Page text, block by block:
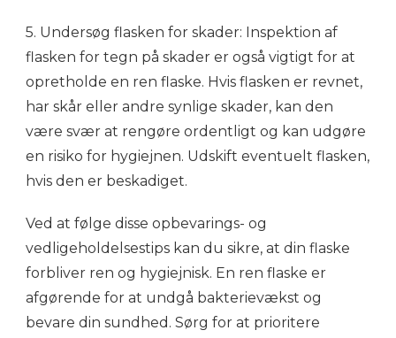
5. Undersøg flasken for skader: Inspektion af
flasken for tegn på skader er også vigtigt for at
opretholde en ren flaske. Hvis flasken er revnet,
har skår eller andre synlige skader, kan den
være svær at rengøre ordentligt og kan udgøre
en risiko for hygiejnen. Udskift eventuelt flasken,
hvis den er beskadiget.
Ved at følge disse opbevarings- og
vedligeholdelsestips kan du sikre, at din flaske
forbliver ren og hygiejnisk. En ren flaske er
afgørende for at undgå bakterievækst og
bevare din sundhed. Sørg for at prioritere